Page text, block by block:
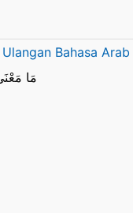
Bahasa Arab
مَا